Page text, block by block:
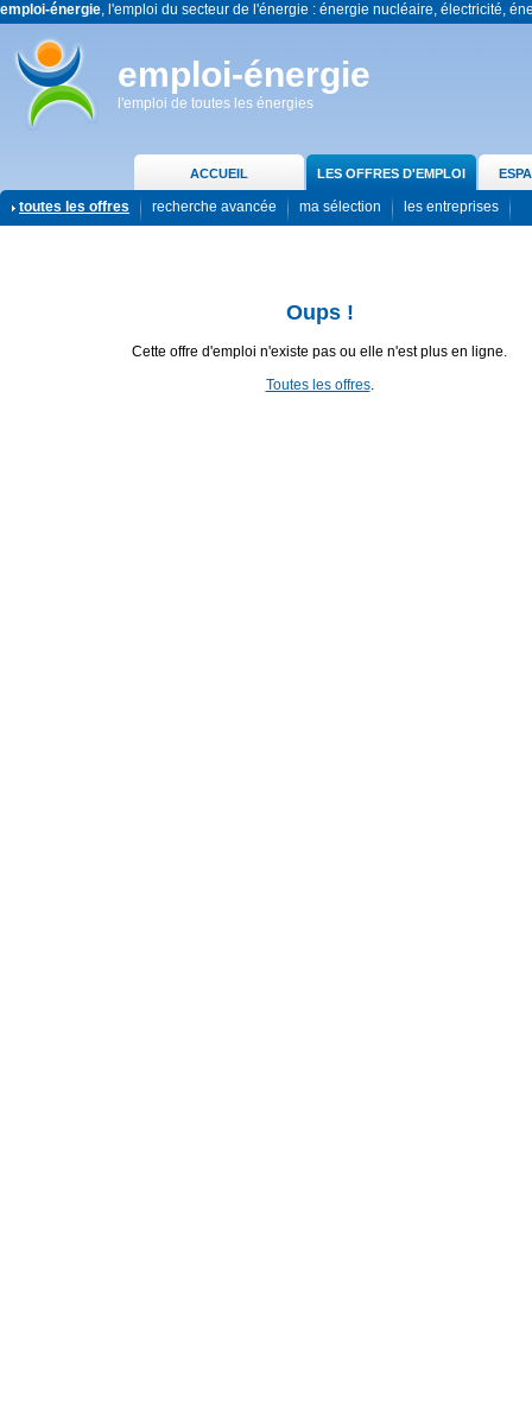
emploi-énergie, l'emploi du secteur de l'énergie : énergie nucléaire, électricité,
emploi-énergie
l'emploi de toutes les énergies
ACCUEIL LES OFFRES D'EMPLOI
toutes les offres recherche avancée ma sélection les entreprises
Oups !
Cette offre d'emploi n'existe pas ou elle n'est plus en ligne.
Toutes les offres.